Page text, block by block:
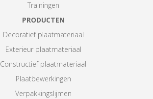
Trainingen
PRODUCTEN
Decoratief plaatmateriaal
Exterieur plaatmateriaal
Constructief plaatmateriaal
Plaatbewerkingen
Verpakkingslijmen